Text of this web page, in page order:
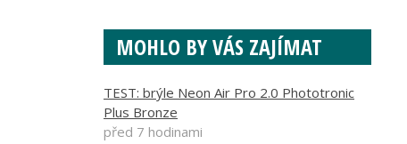
MOHLO BY VÁS ZAJÍMAT
TEST: brýle Neon Air Pro 2.0 Phototronic
Plus Bronze
před 7 hodinami